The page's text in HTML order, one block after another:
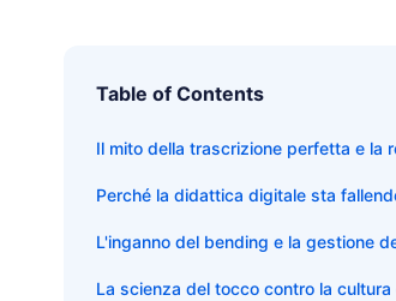
Table of Contents
Il mito della trascrizione perfetta e la
Perché la didattica digitale sta
L'inganno del bending e la gestione
La scienza del tocco contro la cultura